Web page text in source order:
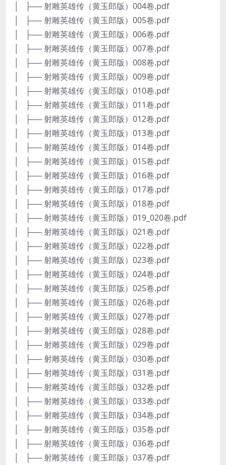
│ ├── 射雕英雄传（黄玉郎版）004卷.pdf
│ ├── 射雕英雄传（黄玉郎版）005卷.pdf
│ ├── 射雕英雄传（黄玉郎版）006卷.pdf
│ ├── 射雕英雄传（黄玉郎版）007卷.pdf
│ ├── 射雕英雄传（黄玉郎版）008卷.pdf
│ ├── 射雕英雄传（黄玉郎版）009卷.pdf
│ ├── 射雕英雄传（黄玉郎版）010卷.pdf
│ ├── 射雕英雄传（黄玉郎版）011卷.pdf
│ ├── 射雕英雄传（黄玉郎版）012卷.pdf
│ ├── 射雕英雄传（黄玉郎版）013卷.pdf
│ ├── 射雕英雄传（黄玉郎版）014卷.pdf
│ ├── 射雕英雄传（黄玉郎版）015卷.pdf
│ ├── 射雕英雄传（黄玉郎版）016卷.pdf
│ ├── 射雕英雄传（黄玉郎版）017卷.pdf
│ ├── 射雕英雄传（黄玉郎版）018卷.pdf
│ ├── 射雕英雄传（黄玉郎版）019_020卷.pdf
│ ├── 射雕英雄传（黄玉郎版）021卷.pdf
│ ├── 射雕英雄传（黄玉郎版）022卷.pdf
│ ├── 射雕英雄传（黄玉郎版）023卷.pdf
│ ├── 射雕英雄传（黄玉郎版）024卷.pdf
│ ├── 射雕英雄传（黄玉郎版）025卷.pdf
│ ├── 射雕英雄传（黄玉郎版）026卷.pdf
│ ├── 射雕英雄传（黄玉郎版）027卷.pdf
│ ├── 射雕英雄传（黄玉郎版）028卷.pdf
│ ├── 射雕英雄传（黄玉郎版）029卷.pdf
│ ├── 射雕英雄传（黄玉郎版）030卷.pdf
│ ├── 射雕英雄传（黄玉郎版）031卷.pdf
│ ├── 射雕英雄传（黄玉郎版）032卷.pdf
│ ├── 射雕英雄传（黄玉郎版）033卷.pdf
│ ├── 射雕英雄传（黄玉郎版）034卷.pdf
│ ├── 射雕英雄传（黄玉郎版）035卷.pdf
│ ├── 射雕英雄传（黄玉郎版）036卷.pdf
│ ├── 射雕英雄传（黄玉郎版）037卷.pdf